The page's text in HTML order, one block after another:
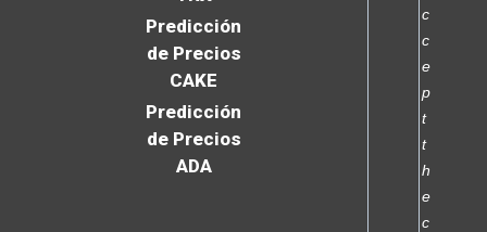
Predicción
de Precios
CAKE
Predicción
de Precios
ADA
c
c
e
p
t
t
h
e
c